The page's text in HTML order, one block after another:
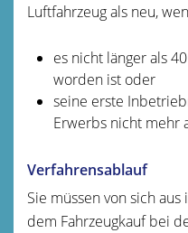
Luftfahrzeug als neu,
es nicht länger als
worden ist oder
seine erste
Erwerbs nicht mehr
Verfahrensablauf
Sie müssen von sich
dem Fahrzeugkauf bei